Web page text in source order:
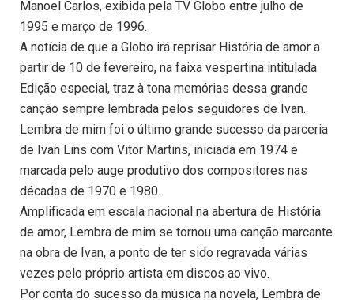
Manoel Carlos, exibida pela TV Globo entre julho de
1995 e março de 1996.
A notícia de que a Globo irá reprisar História de amor a
partir de 10 de fevereiro, na faixa vespertina intitulada
Edição especial, traz à tona memórias dessa grande
canção sempre lembrada pelos seguidores de Ivan.
Lembra de mim foi o último grande sucesso da parceria
de Ivan Lins com Vitor Martins, iniciada em 1974 e
marcada pelo auge produtivo dos compositores nas
décadas de 1970 e 1980.
Amplificada em escala nacional na abertura de História
de amor, Lembra de mim se tornou uma canção marcante
na obra de Ivan, a ponto de ter sido regravada várias
vezes pelo próprio artista em discos ao vivo.
Por conta do sucesso da música na novela, Lembra de